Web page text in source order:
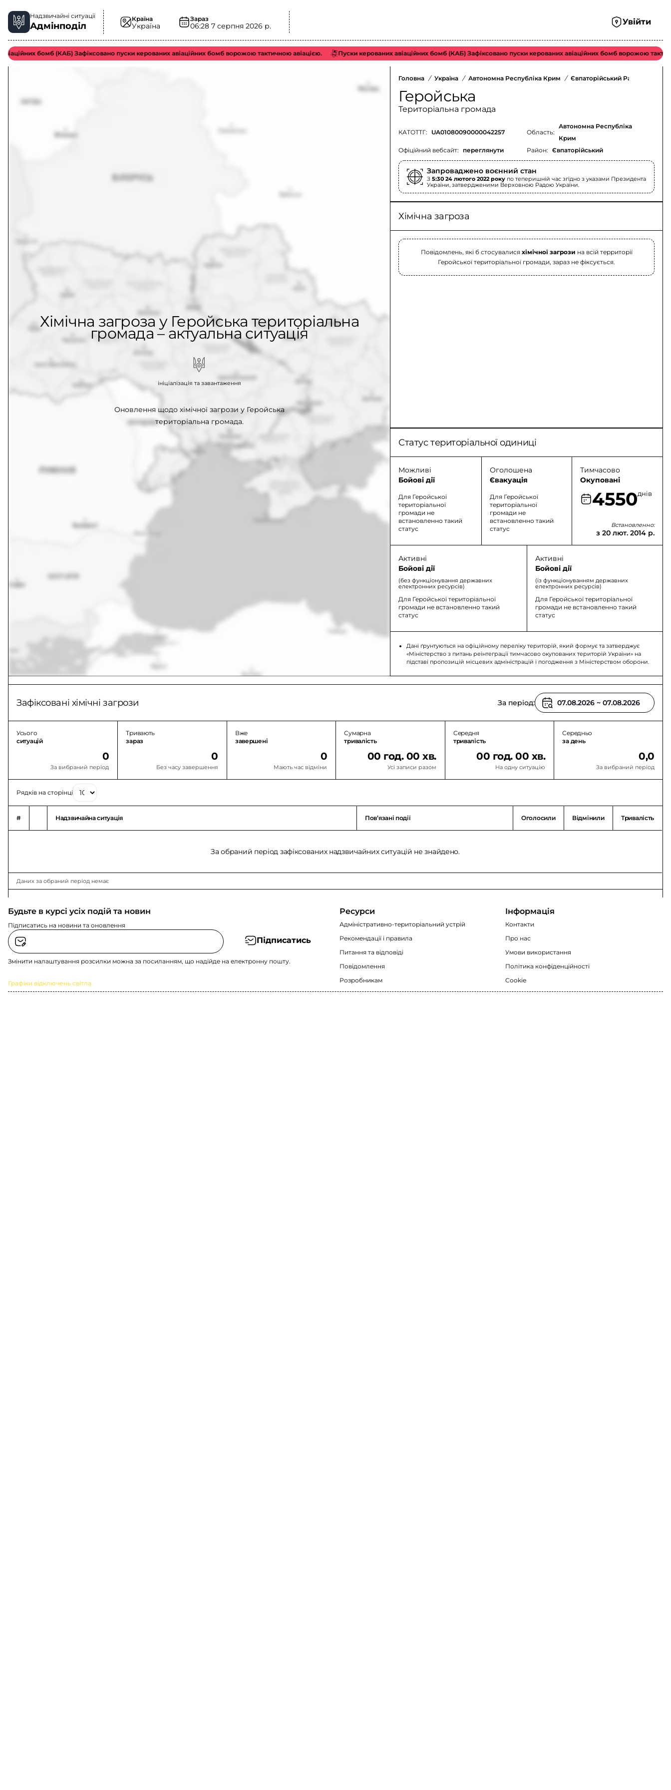
Надзвичайні ситуації
Адмінподіл
Країна
Україна
Зараз
06:28 7 серпня 2026 р. Увійти
бомб (КАБ) Зафіксовано пуски керованих авіаційних бомб ворожою тактичною авіацією. Пуски керованих авіаційних бомб (КАБ) Зафіксовано пуски керованих авіаційних бомб ворожою тактичною
Хімічна загроза у Геройська територіальна
громада – актуальна ситуація
Оновлення щодо хімічної загрози у Геройська
територіальна громада.
ініціалізація та завантаження
Головна / Україна / Автономна Республіка Крим / Євпаторійський Район
Геройська
Територіальна громада
КАТОТТГ: UA01080090000042257
Офіційний вебсайт: переглянути
Область:
Автономна Республіка
Крим
Район: Євпаторійський
Запроваджено воєнний стан
З5:30 24 лютого 2022 року по теперишній час згідно з указами Президента
України, затвердженими Верховною Радою України.
Хімічна загроза
Повідомлень, які б стосувалися хімічної загрози на всій территорії
Геройської територіальної громади, зараз не фіксується.
Статус територіальної одиниці
Можливі
Бойові дії
Для Геройської
територіальної
громади не
встановленно такий
статус
Оголошена
Євакуація
Для Геройської
територіальної
громади не
встановленно такий
статус
Тимчасово
Окуповані
4550днів
Встановленно:
з 20 лют. 2014 р.
Активні
Бойові дії
(без функціонування державних
електронних ресурсів)
Для Геройської територіальної
громади не встановленно такий
статус
Активні
Бойові дії
(із функціонуванням державних
електронних ресурсів)
Для Геройської територіальної
громади не встановленно такий
статус
Дані ґрунтуються на офіційному переліку територій, який формує та затверджує
«Міністерство з питань реінтеграції тимчасово окупованих територій України» на
підставі пропозицій місцевих адміністрацій і погодження з Міністерством оборони.
Зафіксовані хімічні загрози За період:
Усього
ситуацій
0
За вибраний період
Тривають
зараз
0
Без часу завершення
Вже
завершені
0
Мають час відміни
Сумарна
тривалість
00 год. 00 хв.
Усі записи разом
Середня
тривалість
00 год. 00 хв.
На одну ситуацію
Середньо
за день
0,0
За вибраний період
Рядків на сторінці
# Надзвичайна ситуація Повʼязані події Оголосили Відмінили Тривалість
За обраний період зафіксованих надзвичайних ситуацій не знайдено.
Даних за обраний період немає
Будьте в курсі усіх подій та новин
Підписатись на новини та оновлення
Підписатись
Змінити налаштування розсилки можна за посиланням, що надійде на електронну пошту.
Графіки відключень світла
Ресурси
Адміністративно-територіальний устрій
Рекомендації i правила
Питання та відповіді
Повідомлення
Розробникам
Інформація
Контакти
Про нас
Умови використання
Політика конфіденційності
Cookie